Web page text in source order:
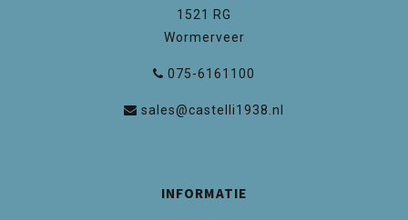
1521 RG
Wormerveer
075-6161100
sales@castelli1938.nl
INFORMATIE